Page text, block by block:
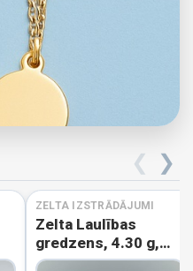
❮ ❯
ZELTA IZSTRĀDĀJUMI
Zelta Laulības
gredzens, 4.30 g,
izm. 19